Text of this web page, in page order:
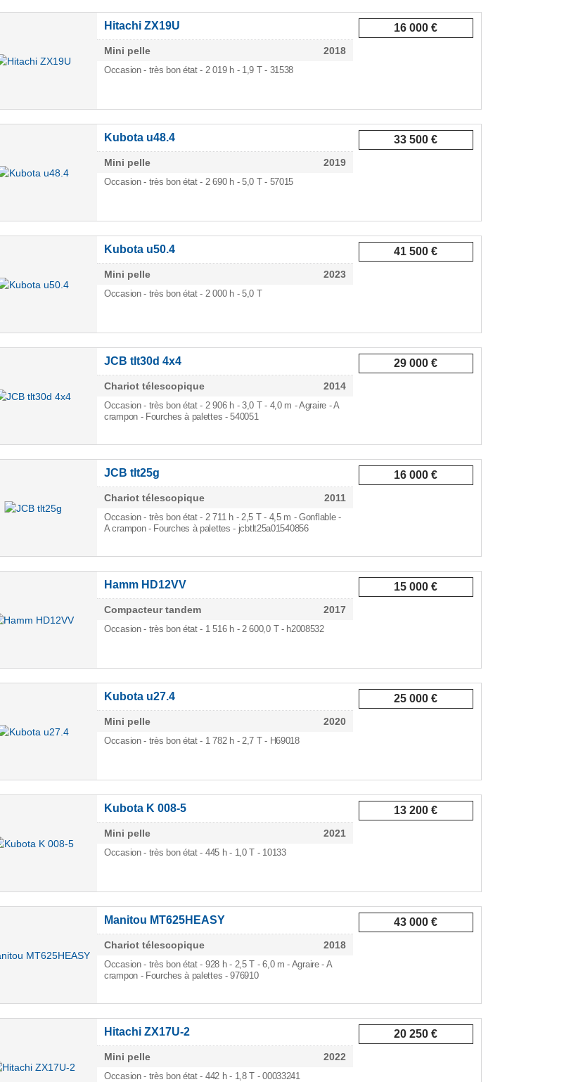
Hitachi ZX19U
Mini pelle 2018
Occasion - très bon état - 2 019 h - 1,9 T - 31538
16 000 €
Kubota u48.4
Mini pelle 2019
Occasion - très bon état - 2 690 h - 5,0 T - 57015
33 500 €
Kubota u50.4
Mini pelle 2023
Occasion - très bon état - 2 000 h - 5,0 T
41 500 €
JCB tlt30d 4x4
Chariot télescopique 2014
Occasion - très bon état - 2 906 h - 3,0 T - 4,0 m - Agraire - A
crampon - Fourches à palettes - 540051
29 000 €
JCB tlt25g
Chariot télescopique 2011
Occasion - très bon état - 2 711 h - 2,5 T - 4,5 m - Gonflable -
A crampon - Fourches à palettes - jcbtlt25a01540856
16 000 €
Hamm HD12VV
Compacteur tandem 2017
Occasion - très bon état - 1 516 h - 2 600,0 T - h2008532
15 000 €
Kubota u27.4
Mini pelle 2020
Occasion - très bon état - 1 782 h - 2,7 T - H69018
25 000 €
Kubota K 008-5
Mini pelle 2021
Occasion - très bon état - 445 h- 1,0 T - 10133
13 200 €
Manitou MT625HEASY
Chariot télescopique 2018
Occasion - très bon état - 928 h- 2,5 T - 6,0 m - Agraire - A
crampon - Fourches à palettes - 976910
43 000 €
Hitachi ZX17U-2
Mini pelle 2022
Occasion - très bon état - 442 h- 1,8 T - 00033241
20 250 €